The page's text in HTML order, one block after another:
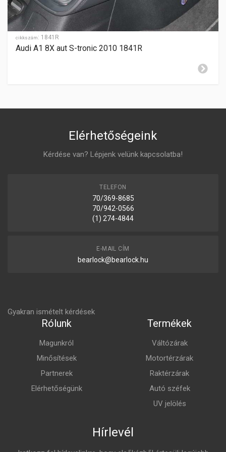
HÁTRAMENET
elöl
GYÁRTÁSI ÉV
2012-
cikkszám: 1841R
Audi A1 8X aut S-tronic 2010 1841R
Elérhetőségeink
Kérdése van? Lépjenk velünk kapcsolatba!
TELEFON
70/369-8685
70/942-0566
(1) 274-4844
E-MAIL CÍM
bearlock@bearlock.hu
Gyakran ismételt kérdések
Rólunk
Magunkról
Minősítések
Partnerek
Elérhetőségünk
Termékek
Váltózárak
Motortérzárak
Raktérzárak
Autó széfek
UV jelölés
Hírlevél